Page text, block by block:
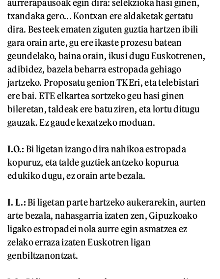
aurrerapausoak egin dira: selekzioka hasi ginen,
txandaka gero... Kontxan ere aldaketak gertatu
dira. Besteek ematen ziguten guztia hartzen ibili
gara orain arte, gu ere ikaste prozesu batean
geundelako, baina orain, ikusi dugu Euskotrenen,
adibidez, bazela beharra estropada gehiago
jartzeko. Proposatu genion TKEri, eta telebistari
ere bai. ETE elkartea sortzeko geu hasi ginen
bileretan, taldeak ere batu ziren, eta lortu ditugu
gauzak. Ez gaude kexatzeko moduan.
I.O.: Bi ligetan izango dira nahikoa estropada
kopuruz, eta talde guztiek antzeko kopurua
edukiko dugu, ez orain arte bezala.
I. L.:Bi ligetan parte hartzeko aukerarekin, aurten
arte bezala, nahasgarria izaten zen, Gipuzkoako
ligako estropadei nola aurre egin asmatzea ez
zelako erraza izaten Euskotren ligan
genbiltzanontzat.